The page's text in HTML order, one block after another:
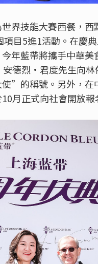
界技能大賽西餐，
項目5進1活動。在
年藍帶將攜手中華
德烈·君度先生向
”的稱號。另外，在
月正式向社會開放報